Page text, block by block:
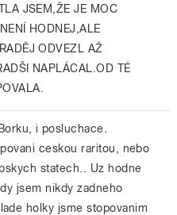
JSEM,ŽE JE MOC
HODNEJ,ALE
ODVEZL AŽ
NAPLÁCAL.OD TÉ
i posluchace.
ceskou raritou, nebo
statech.. Uz hodne
jsem nikdy zadneho
holky jsme stopovanim